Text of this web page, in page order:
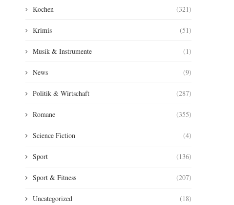
Kochen (321)
Krimis (51)
Musik & Instrumente (1)
News (9)
Politik & Wirtschaft (287)
Romane (355)
Science Fiction (4)
Sport (136)
Sport & Fitness (207)
Uncategorized (18)